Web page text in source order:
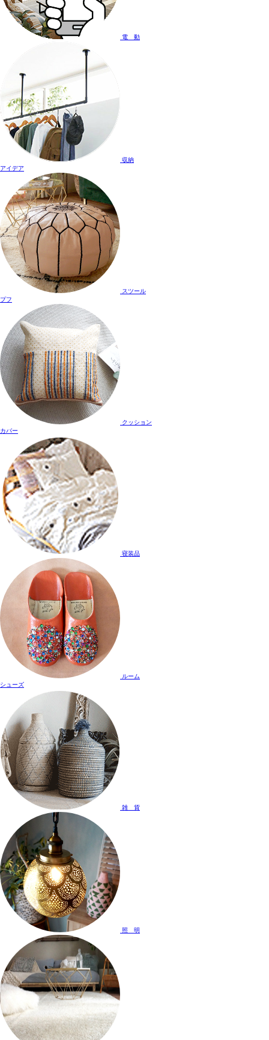
電 動
収納
アイデア
スツール
プフ
クッション
カバー
寝装品
ルーム
シューズ
雑 貨
照 明